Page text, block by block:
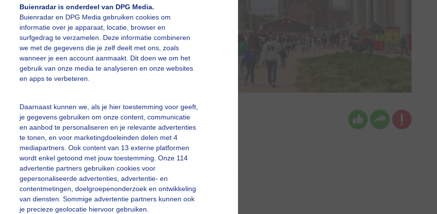
Buienradar is onderdeel van DPG Media.
Buienradar en DPG Media gebruiken cookies om
informatie over je apparaat, locatie, browser en
surfgedrag te verzamelen. Deze informatie combineren
we met de gegevens die je zelf deelt met ons, zoals
wanneer je een account aanmaakt. Dit doen we om het
gebruik van onze media te analyseren en onze websites
en apps te verbeteren.
Daarnaast kunnen we, als je hier toestemming voor geeft,
je gegevens gebruiken om onze content, communicatie
en aanbod te personaliseren en je relevante advertenties
te tonen, en voor marketingdoeleinden delen met 4
mediapartners. Ook content van 13 externe platformen
wordt enkel getoond met jouw toestemming. Onze 114
advertentie partners gebruiken cookies voor
gepersonaliseerde advertenties, advertentie- en
contentmetingen, doelgroepenonderzoek en ontwikkeling
van diensten. Sommige advertentie partners kunnen ook
je precieze geolocatie hiervoor gebruiken.
bezocht bevrijdingsfestival
ria brasser Gemaakt: 05-05-2025, 88x bekeken
Bevrijdingsdag Primafestvalweer
slideshow